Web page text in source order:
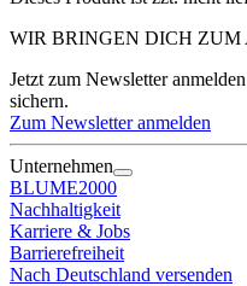
WIR BRINGEN DICH ZUM
Jetzt zum Newsletter
sichern.
Zum Newsletter anmelden
Unternehmen
BLUME2000
Nachhaltigkeit
Karriere & Jobs
Barrierefreiheit
Nach Deutschland versenden